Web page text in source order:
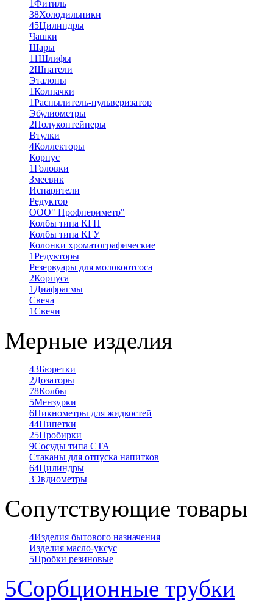
1Фитиль
38Холодильники
45Цилиндры
Чашки
Шары
11Шлифы
2Шпатели
Эталоны
1Колпачки
1Распылитель-пульверизатор
Эбулиометры
2Полуконтейнеры
Втулки
4Коллекторы
Корпус
1Головки
Змеевик
Испарители
Редуктор
ООО" Профпериметр"
Колбы типа КГП
Колбы типа КГУ
Колонки хроматографические
1Редукторы
Резервуары для молокоотсоса
2Корпуса
1 Диафрагмы
Свеча
1Свечи
Мерные изделия
43Бюретки
2Дозаторы
78Колбы
5Мензурки
6Пикнометры для жидкостей
44Пипетки
25Пробирки
9Сосуды типа СТА
Стаканы для отпуска напитков
64Цилиндры
3Эвдиометры
Сопутствующие товары
4Изделия бытового назначения
Изделия масло-уксус
5Пробки резиновые
5Сорбционные трубки